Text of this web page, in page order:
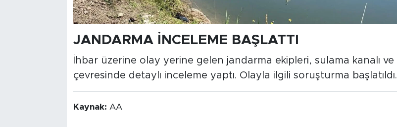
JANDARMA İNCELEME BAŞLATTI
İhbar üzerine olay yerine gelen jandarma ekipleri, sulama kanalı ve
çevresinde detaylı inceleme yaptı. Olayla ilgili soruşturma başlatıldı.
Kaynak: AA